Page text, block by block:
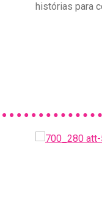
histórias para